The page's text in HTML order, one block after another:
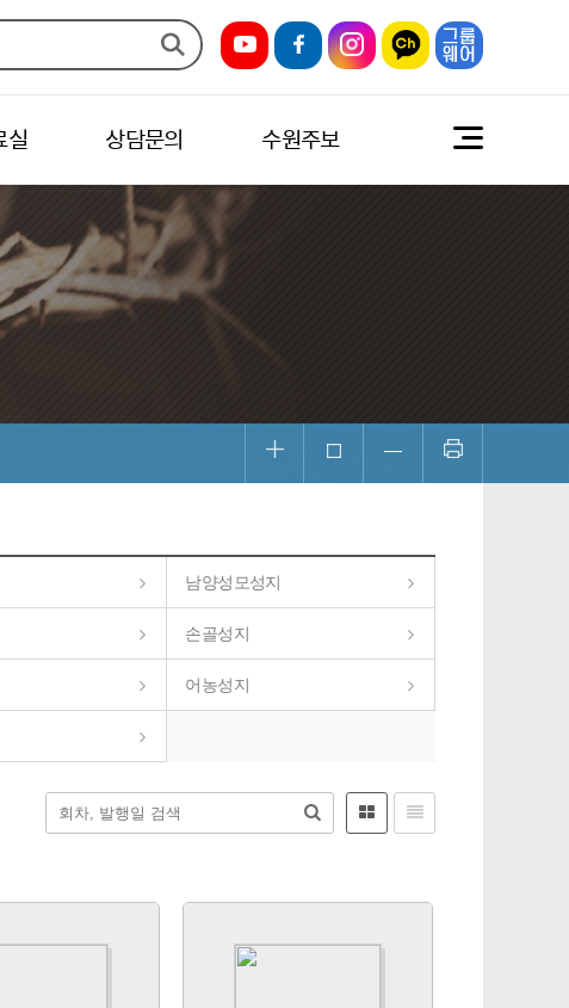
실 상담문의 수원주보
남양성모성지
손골성지
어농성지